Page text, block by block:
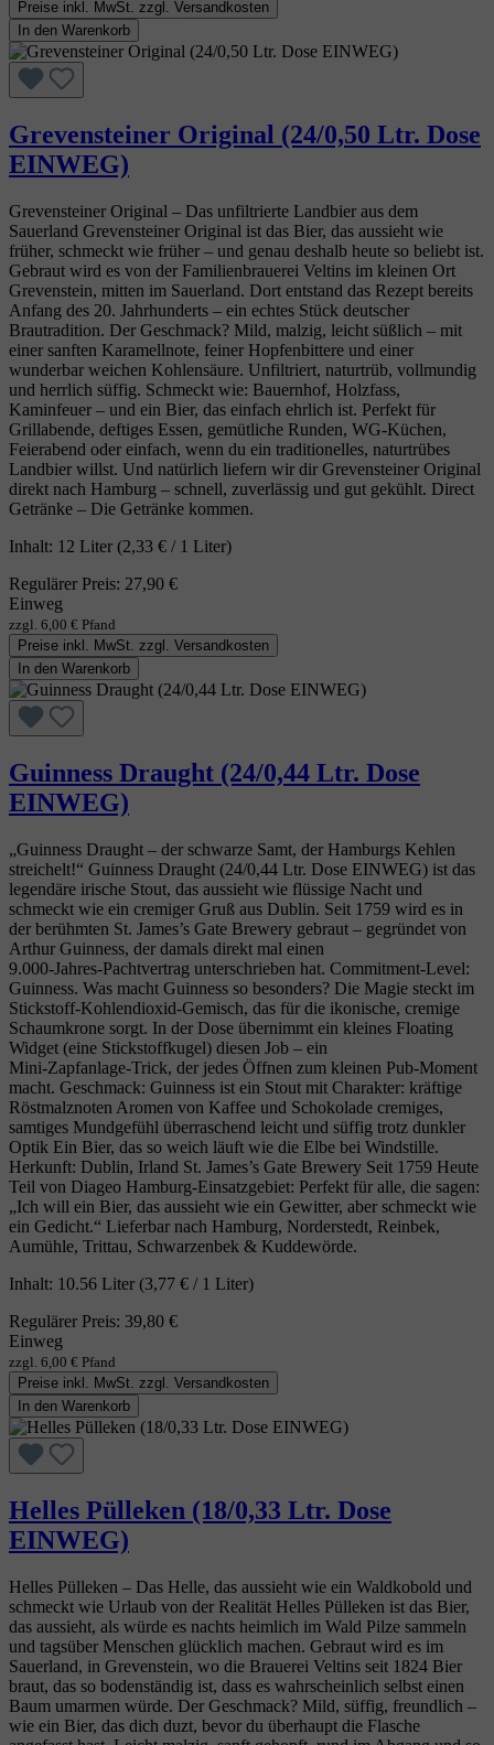
Preise inkl. MwSt. zzgl. Versandkosten
In den Warenkorb
Grevensteiner Original (24/0,50 Ltr. Dose
EINWEG)
Grevensteiner Original – Das unfiltrierte Landbier aus dem
Sauerland Grevensteiner Original ist das Bier, das aussieht wie
früher, schmeckt wie früher – und genau deshalb heute so beliebt ist.
Gebraut wird es von der Familienbrauerei Veltins im kleinen Ort
Grevenstein, mitten im Sauerland. Dort entstand das Rezept bereits
Anfang des 20. Jahrhunderts – ein echtes Stück deutscher
Brautradition. Der Geschmack? Mild, malzig, leicht süßlich – mit
einer sanften Karamellnote, feiner Hopfenbittere und einer
wunderbar weichen Kohlensäure. Unfiltriert, naturtrüb, vollmundig
und herrlich süffig. Schmeckt wie: Bauernhof, Holzfass,
Kaminfeuer – und ein Bier, das einfach ehrlich ist. Perfekt für
Grillabende, deftiges Essen, gemütliche Runden, WG‑Küchen,
Feierabend oder einfach, wenn du ein traditionelles, naturtrübes
Landbier willst. Und natürlich liefern wir dir Grevensteiner Original
direkt nach Hamburg – schnell, zuverlässig und gut gekühlt. Direct
Getränke – Die Getränke kommen.
Inhalt: 12 Liter (2,33 € / 1 Liter)
Regulärer Preis: 27,90 €
Einweg
zzgl. 6,00 € Pfand
Preise inkl. MwSt. zzgl. Versandkosten
In den Warenkorb
Guinness Draught (24/0,44 Ltr. Dose
EINWEG)
„Guinness Draught – der schwarze Samt, der Hamburgs Kehlen
streichelt!“ Guinness Draught (24/0,44 Ltr. Dose EINWEG) ist das
legendäre irische Stout, das aussieht wie flüssige Nacht und
schmeckt wie ein cremiger Gruß aus Dublin. Seit 1759 wird es in
der berühmten St. James’s Gate Brewery gebraut – gegründet von
Arthur Guinness, der damals direkt mal einen
9.000‑Jahres‑Pachtvertrag unterschrieben hat. Commitment-Level:
Guinness. Was macht Guinness so besonders? Die Magie steckt im
Stickstoff‑Kohlendioxid‑Gemisch, das für die ikonische, cremige
Schaumkrone sorgt. In der Dose übernimmt ein kleines Floating
Widget (eine Stickstoffkugel) diesen Job – ein
Mini‑Zapfanlage‑Trick, der jedes Öffnen zum kleinen Pub‑Moment
macht. Geschmack: Guinness ist ein Stout mit Charakter: kräftige
Röstmalznoten Aromen von Kaffee und Schokolade cremiges,
samtiges Mundgefühl überraschend leicht und süffig trotz dunkler
Optik Ein Bier, das so weich läuft wie die Elbe bei Windstille.
Herkunft: Dublin, Irland St. James’s Gate Brewery Seit 1759 Heute
Teil von Diageo Hamburg‑Einsatzgebiet: Perfekt für alle, die sagen:
„Ich will ein Bier, das aussieht wie ein Gewitter, aber schmeckt wie
ein Gedicht.“ Lieferbar nach Hamburg, Norderstedt, Reinbek,
Aumühle, Trittau, Schwarzenbek & Kuddewörde.
Inhalt: 10.56 Liter (3,77 € / 1 Liter)
Regulärer Preis: 39,80 €
Einweg
zzgl. 6,00 € Pfand
Preise inkl. MwSt. zzgl. Versandkosten
In den Warenkorb
Helles Pülleken (18/0,33 Ltr. Dose
EINWEG)
Helles Pülleken – Das Helle, das aussieht wie ein Waldkobold und
schmeckt wie Urlaub von der Realität Helles Pülleken ist das Bier,
das aussieht, als würde es nachts heimlich im Wald Pilze sammeln
und tagsüber Menschen glücklich machen. Gebraut wird es im
Sauerland, in Grevenstein, wo die Brauerei Veltins seit 1824 Bier
braut, das so bodenständig ist, dass es wahrscheinlich selbst einen
Baum umarmen würde. Der Geschmack? Mild, süffig, freundlich –
wie ein Bier, das dich duzt, bevor du überhaupt die Flasche